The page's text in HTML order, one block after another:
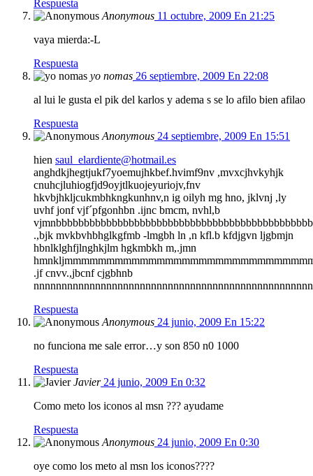
Respuesta
Anonymous 11 octubre, 2009 En 21:25
vaya mierda:-L
Respuesta
yo nomas 26 septiembre, 2009 En 22:08
al lui le gusta el pik del karlos y adema s se lo afilo bien afilao
Respuesta
Anonymous 24 septiembre, 2009 En 15:51
hien saul_elardiente@hotmail.es
anghdkjhegtjukf7yoemujhkbef.hvimf9nv ,mvxcjhvkyhjk
cnuhcjluhiogfjd9oyjtlkuojeyuriojv,fnv
hkvbjhkljcukmbhkngkunhnv,n ig oilyh mg hno, jklvnj ,ly
uvhf jonf vjf´pfgonhbn .ijnc bmcm, nvhl,b
.,bjk mvkbvhbhglkgfmb -lmgbh ln ,n kfl.b kfdjgvn ljgbmjn
hbnlklghfjlnghkjlm hgkmbkh m,.jmn
.jf cnvv.,jbcnf cjgbhnb
Respuesta
Anonymous 24 junio, 2009 En 15:22
no funciona me sale error…y son 850 n0 1000
Respuesta
Javier 24 junio, 2009 En 0:32
Como meto los iconos al msn ??? ayudame
Respuesta
Anonymous 24 junio, 2009 En 0:30
oye como los meto al msn los iconos????